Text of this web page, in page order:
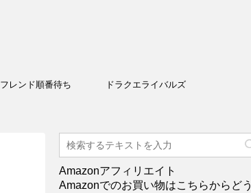
フレンド順番待ち ドラクエライバルズ
Amazonアフィリエイト
Amazonでのお買い物はこちらからどう